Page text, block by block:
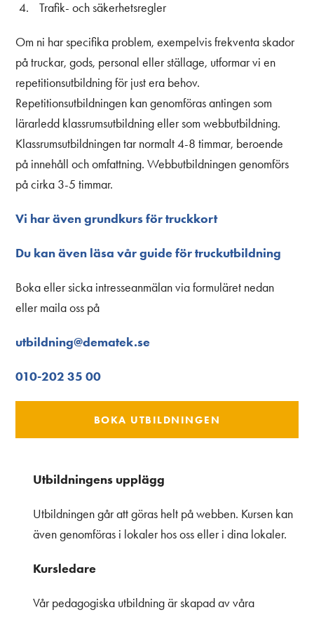
Trafik- och säkerhetsregler
Om ni har specifika problem, exempelvis frekventa skador
på truckar, gods, personal eller ställage, utformar vi en
repetitionsutbildning för just era behov.
Repetitionsutbildningen kan genomföras antingen som
lärarledd klassrumsutbildning eller som webbutbildning.
Klassrumsutbildningen tar normalt 4-8 timmar, beroende
på innehåll och omfattning. Webbutbildningen genomförs
på cirka 3-5 timmar.
Vi har även grundkurs för truckkort
Du kan även läsa vår guide för truckutbildning
Boka eller sicka intresseanmälan via formuläret nedan
eller maila oss på
utbildning@dematek.se
010-202 35 00
BOKA UTBILDNINGEN
Utbildningens upplägg
Utbildningen går att göras helt på webben. Kursen kan
även genomföras i lokaler hos oss eller i dina lokaler.
Kursledare
Vår pedagogiska utbildning är skapad av våra